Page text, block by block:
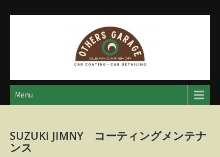
アザースガレージ
【神奈川・厚木・愛川】カーメンテナンス
Menu
SUZUKI JIMNY コーティングメンテナ
ンス